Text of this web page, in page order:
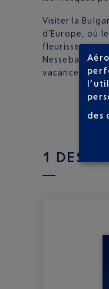
Visiter la
d’Europe, où
fleurissent au
Nessebar ou
vacances une
1
des